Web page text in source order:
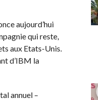
aujourd’hui
qui reste,
aux Etats-Unis.
d’IBM la
annuel –